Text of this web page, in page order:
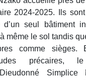
2024-2025. Ils
seul bâtiment
même le sol tandis
comme
précaires,
Dieudonné Simplice